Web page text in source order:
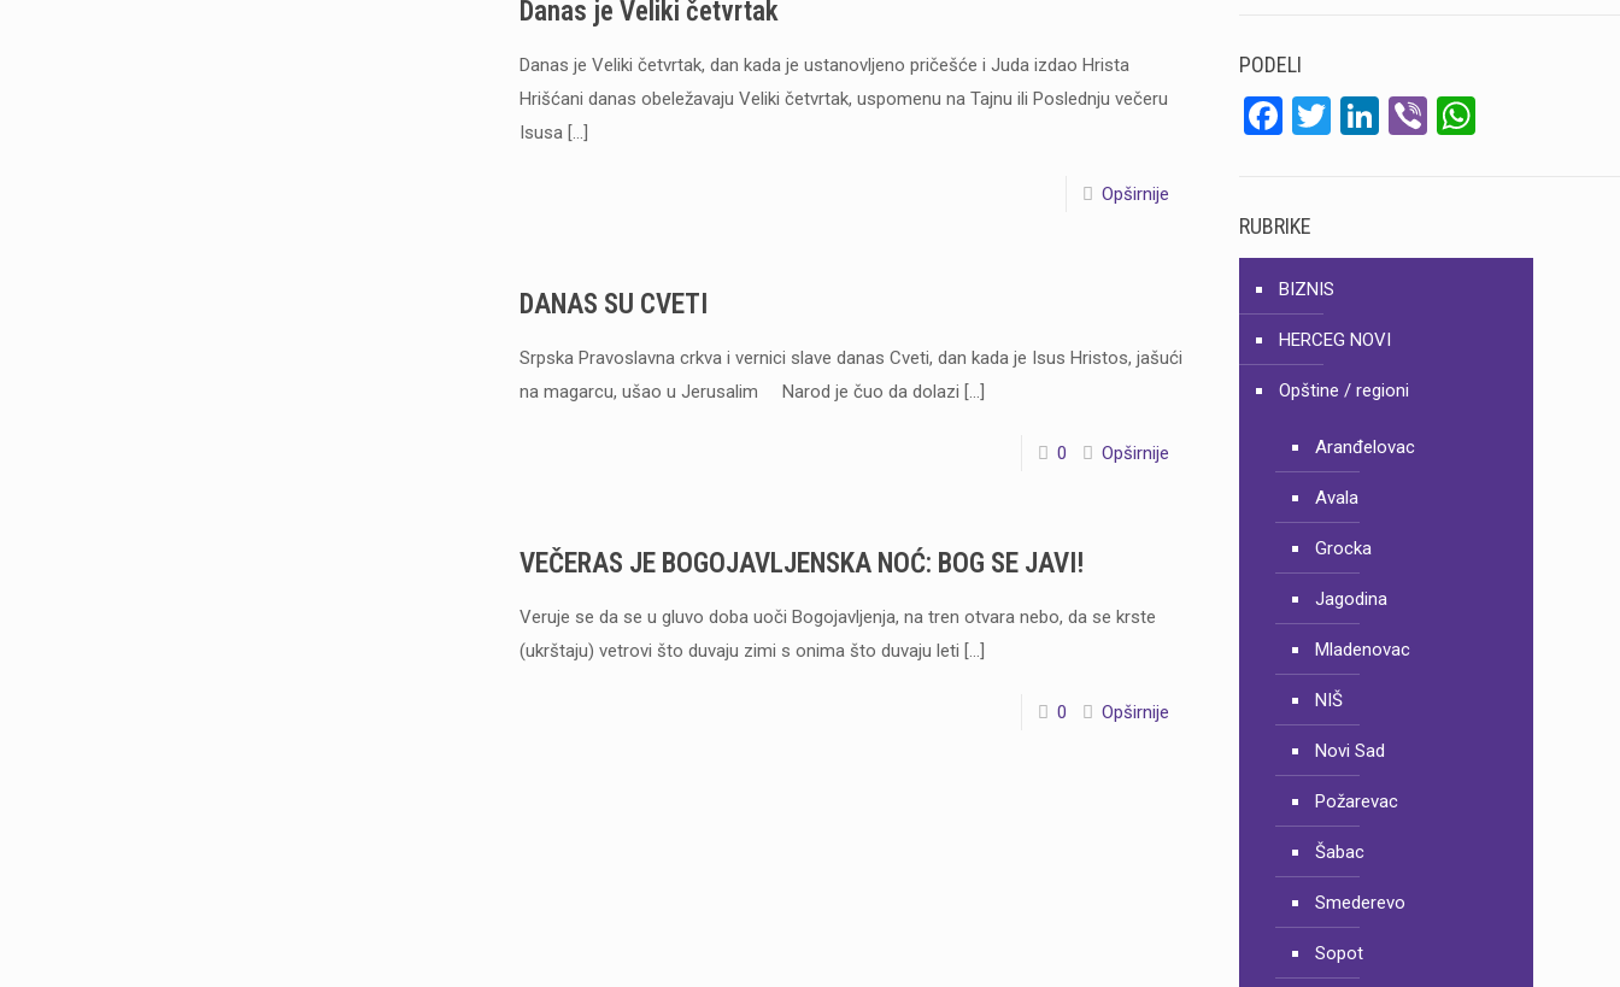
Danas je Veliki četvrtak
Danas je Veliki četvrtak, dan kada je ustanovljeno pričešće i Juda izdao Hrista
Hrišćani danas obeležavaju Veliki četvrtak, uspomenu na Tajnu ili Poslednju večeru
Isusa[…]
Opširnije
DANAS SU CVETI
Srpska Pravoslavna crkva i vernici slave danas Cveti, dan kada je Isus Hristos, jašući
na magarcu, ušao u Jerusalim Narod je čuo da dolazi […]
0 Opširnije
VEČERAS JE BOGOJAVLJENSKA NOĆ: BOG SE JAVI!
Veruje se da se u gluvo doba uoči Bogojavljenja, na tren otvara nebo, da se krste
(ukrštaju) vetrovi što duvaju zimi s onima što duvaju leti […]
0 Opširnije
PODELI
Facebook
Twitter
LinkedIn
Viber
RUBRIKE
BIZNIS
HERCEG NOVI
Opštine / regioni
Aranđelovac
Avala
Grocka
Jagodina
Mladenovac
NIŠ
Novi Sad
Požarevac
Šabac
Smederevo
Sopot